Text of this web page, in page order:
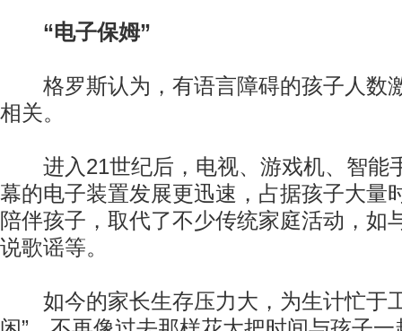
“电子保姆”
格罗斯认为，有语言障碍的孩子人数
相关。
进入21世纪后，电视、游戏机、智能
幕的电子装置发展更迅速，占据孩子大量
陪伴孩子，取代了不少传统家庭活动，如
说歌谣等。
如今的家长生存压力大，为生计忙于